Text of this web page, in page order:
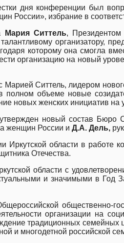
дня конференции был
России», избрание в
Мария Ситтель,
организатору,
которому она смогла
организацию на новый
Марией Ситтель, лидером
полном объеме новые
новых женских инициатив на
новый состав
женщин России и Д.А. Дель,
Иркутской области в работе
Отечества.
области с
и значимыми в Год
общественно-
организации на
традиционных
и многодетной российской